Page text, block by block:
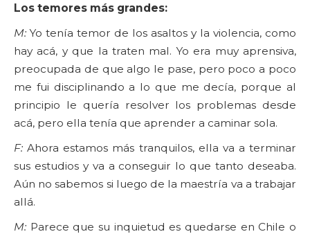
Los temores más grandes:
M: Yo tenía temor de los asaltos y la violencia, como
hay acá, y que la traten mal. Yo era muy aprensiva,
preocupada de que algo le pase, pero poco a poco
me fui disciplinando a lo que me decía, porque al
principio le quería resolver los problemas desde
acá, pero ella tenía que aprender a caminar sola.
F: Ahora estamos más tranquilos, ella va a terminar
sus estudios y va a conseguir lo que tanto deseaba.
Aún no sabemos si luego de la maestría va a trabajar
allá.
M: Parece que su inquietud es quedarse en Chile o